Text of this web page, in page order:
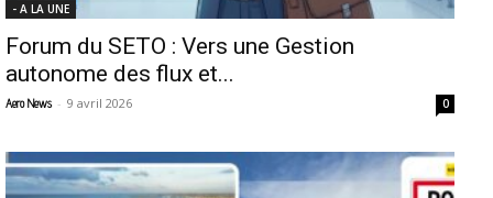
- A LA UNE
Forum du SETO : Vers une Gestion
autonome des flux et...
Aero News - 9 avril 2026 0